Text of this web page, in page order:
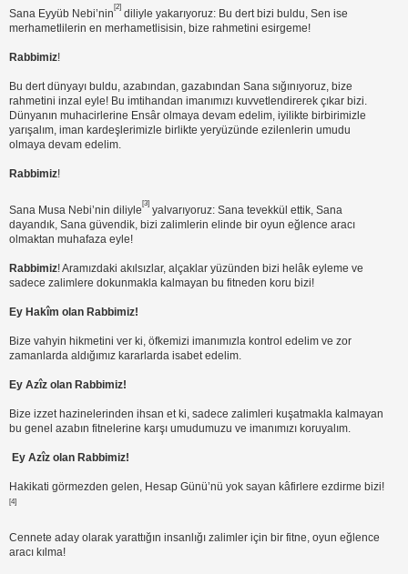
Sana Eyyüb Nebi’nin
[2]
diliyle yakarıyoruz: Bu dert bizi buldu, Sen ise
merhametlilerin en merhametlisisin, bize rahmetini esirgeme!
Rabbimiz!
Bu dert dünyayı buldu, azabından, gazabından Sana sığınıyoruz, bize
rahmetini inzal eyle! Bu imtihandan imanımızı kuvvetlendirerek çıkar bizi.
Dünyanın muhacirlerine Ensâr olmaya devam edelim, iyilikte birbirimizle
yarışalım, iman kardeşlerimizle birlikte yeryüzünde ezilenlerin umudu
olmaya devam edelim.
Rabbimiz!
Sana Musa Nebi’nin diliyle
[3]
yalvarıyoruz: Sana tevekkül ettik, Sana
dayandık, Sana güvendik, bizi zalimlerin elinde bir oyun eğlence aracı
olmaktan muhafaza eyle!
Rabbimiz! Aramızdaki akılsızlar, alçaklar yüzünden bizi helâk eyleme ve
sadece zalimlere dokunmakla kalmayan bu fitneden koru bizi!
Ey Hakîm olan Rabbimiz!
Bize vahyin hikmetini ver ki, öfkemizi imanımızla kontrol edelim ve zor
zamanlarda aldığımız kararlarda isabet edelim.
Ey Azîz olan Rabbimiz!
Bize izzet hazinelerinden ihsan et ki, sadece zalimleri kuşatmakla kalmayan
bu genel azabın fitnelerine karşı umudumuzu ve imanımızı koruyalım.
Ey Azîz olan Rabbimiz!
Hakikati görmezden gelen, Hesap Günü’nü yok sayan kâfirlere ezdirme bizi!
[4]
Cennete aday olarak yarattığın insanlığı zalimler için bir fitne, oyun eğlence
aracı kılma!